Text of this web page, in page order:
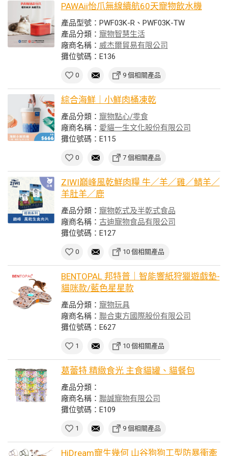
PAWAii怡爪無線續航60天寵物飲水機
產品型號：PWF03K-R、PWF03K-TW
產品分類： 寵物智慧生活
廠商名稱： 威杰爾貿易有限公司
攤位號碼：E136
0 9 個相關產品
綜合海鮮｜小鮮肉桶凍乾
產品分類： 寵物點心/零食
廠商名稱： 愛貓一生文化股份有限公司
攤位號碼：E115
0 7 個相關產品
ZIWI巔峰風乾鮮肉糧 牛／羊／雞／鯖羊／
羊肚羊／鹿
產品分類： 寵物乾式及半乾式食品
廠商名稱： 古迪寵物食品有限公司
攤位號碼：E127
0 10 個相關產品
BENTOPAL 邦特普｜智能響紙狩獵遊戲墊-
貓咪款/藍色星星款
產品分類： 寵物玩具
廠商名稱： 聯合東方國際股份有限公司
攤位號碼：E627
1 10 個相關產品
葛蕾特 精緻食光 主食貓罐、貓餐包
產品分類：
廠商名稱： 聯誠寵物有限公司
攤位號碼：E109
1 9 個相關產品
HiDream寵生幾何 山谷狗狗工型防暴衝牽